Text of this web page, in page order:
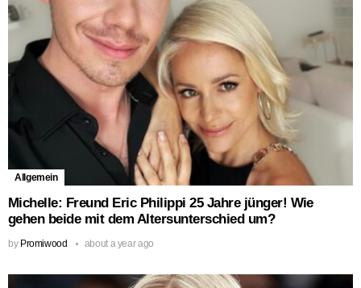
Allgemein
Michelle: Freund Eric Philippi 25 Jahre jünger! Wie
gehen beide mit dem Altersunterschied um?
by Promiwood about a year ago